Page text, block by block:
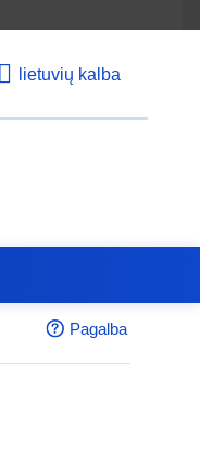
lietuvių kalba
Pagalba